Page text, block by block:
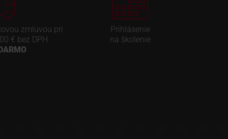
zmluvou pri
€ bez DPH
Prihlásenie
na školenie